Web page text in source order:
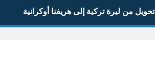
تحويل من ليرة تركية إلى هريفنا أوكرانية